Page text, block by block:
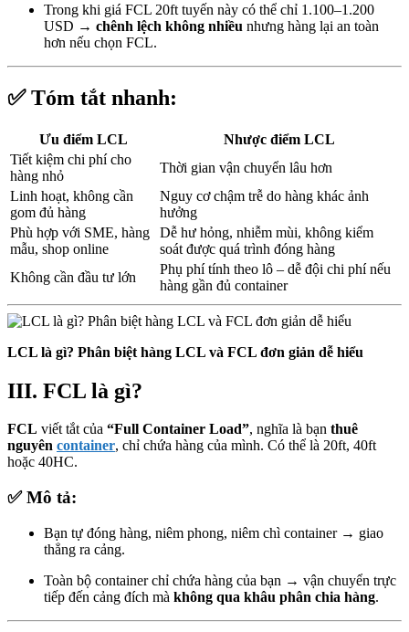
Trong khi giá FCL 20ft tuyến này có thể chỉ 1.100–1.200
USD → chênh lệch không nhiều nhưng hàng lại an toàn
hơn nếu chọn FCL.
✅ Tóm tắt nhanh:
Ưu điểm LCL
Nhược điểm LCL
Tiết kiệm chi phí cho
hàng nhỏ
Thời gian vận chuyển lâu hơn
Linh hoạt, không cần
gom đủ hàng
Nguy cơ chậm trễ do hàng khác ảnh
hưởng
Phù hợp với SME, hàng
mẫu, shop online
Dễ hư hỏng, nhiễm mùi, không kiểm
soát được quá trình đóng hàng
Không cần đầu tư lớn
Phụ phí tính theo lô – dễ đội chi phí nếu
hàng gần đủ container
LCL là gì? Phân biệt hàng LCL và FCL đơn giản dễ hiểu
III. FCL là gì?
FCL viết tắt của “Full Container Load”, nghĩa là bạn thuê
nguyên container, chỉ chứa hàng của mình. Có thể là 20ft, 40ft
hoặc 40HC.
✅ Mô tả:
Bạn tự đóng hàng, niêm phong, niêm chì container → giao
thẳng ra cảng.
Toàn bộ container chỉ chứa hàng của bạn → vận chuyển trực
tiếp đến cảng đích mà không qua khâu phân chia hàng.